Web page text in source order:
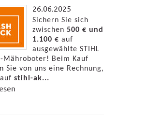
26.06.2025
Sichern Sie sich
zwischen 500 € und
1.100 € auf
ausgewählte STIHL
Mähroboter! Beim Kauf
Sie von uns eine Rechnung,
stihl-ak...